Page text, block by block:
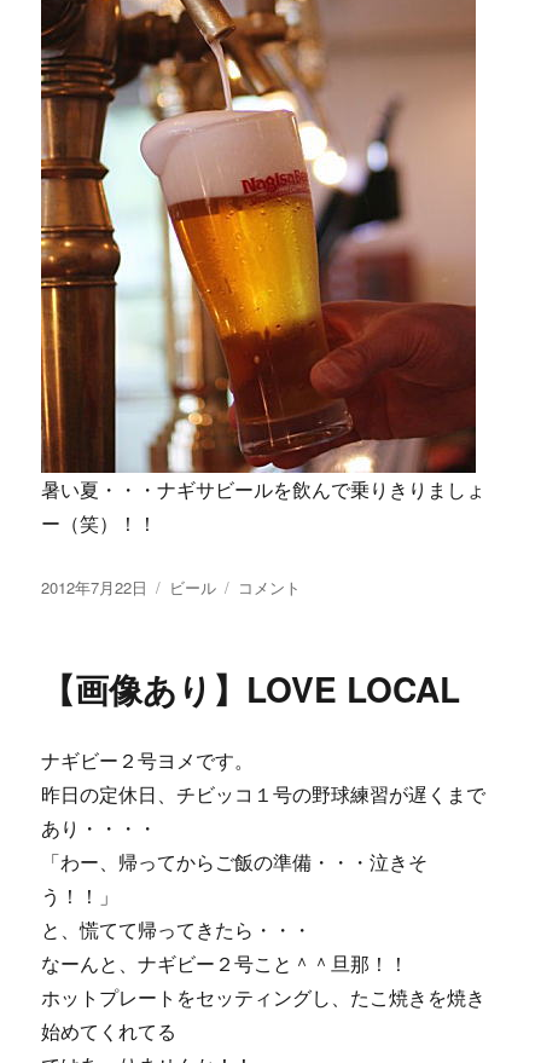
暑い夏・・・ナギサビールを飲んで乗りきりましょ
ー（笑）！！
投
2012年7月22日
カ
ー
ビール
【画
だ
飲
ナ
ビ
ー
ル！！
コメント
【画像あり】LOVE LOCAL
ナギビー２号ヨメです。
昨日の定休日、チビッコ１号の野球練習が遅くまで
あり・・・・
「わー、帰ってからご飯の準備・・・泣きそ
う！！」
と、慌てて帰ってきたら・・・
なーんと、ナギビー２号こと＾＾旦那！！
ホットプレートをセッティングし、たこ焼きを焼き
始めてくれてる